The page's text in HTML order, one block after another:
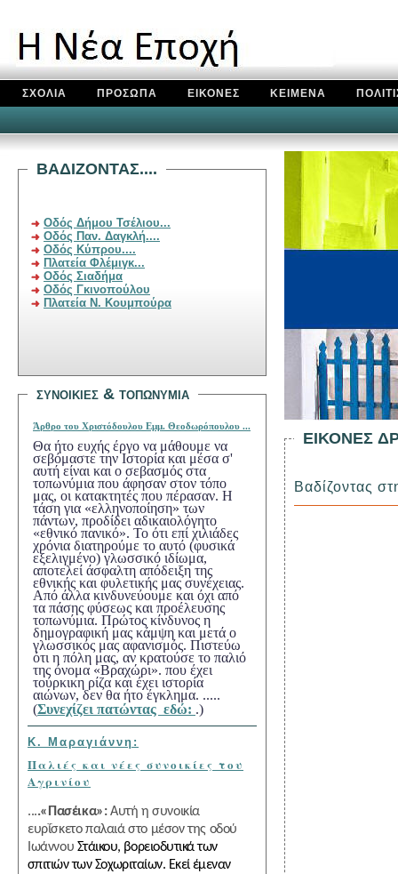
ΣΧΟΛΙΑ ΠΡΟΣΩΠΑ ΕΙΚΟΝΕΣ ΚΕΙΜΕΝΑ
ΕΙΚΟΝΕΣ
Βαδίζοντας
BAΔIZONTAΣ....
Οδός Δήμου Τσέλιου...
Οδός Παν. Δαγκλή....
Οδός Κύπρου....
Πλατεία Φλέμιγκ...
Οδός Σιαδήμα
Οδός Γκινοπούλου
Πλατεία Ν. Κουμπούρα
συνοικιεσ & τοπωνυμια
Άρθρο τ ου Χριστόδουλου Εμμ. Θεοδωρόπουλου ...
Θα ήτο ευχής έργο να μάθουμε να
σεβόμαστε την Ιστορία και μέσα σ'
αυτή είναι και ο σεβασμός στα
τοπωνύμια που άφησαν στον τόπο
μας, οι κατακτητές που πέρασαν. Η
τάση για «ελληνοποίηση» των
πάντων, προδίδει αδικαιολόγητο
«εθνικό πανικό». Το ότι επί χιλιάδες
χρόνια διατηρούμε το αυτό (φυσικά
εξελιγμένο) γλωσσικό ιδίωμα,
αποτελεί άσφαλτη απόδειξη της
εθνικής και φυλετικής μας συνέχειας.
Από άλλα κινδυνεύουμε και όχι από
τα πάσης φύσεως και προέλευσης
τοπωνύμια. Πρώτος κίνδυνος η
δημογραφική μας κάμψη και μετά ο
γλωσσικός μας αφανισμός. Πιστεύω
ότι η πόλη μας, αν κρατούσε το παλιό
της όνομα «Βραχώρι». που έχει
τούρκικη ρίζα και έχει ιστορία
αιώνων, δεν θα ήτο έγκλημα. .....
(
Συνεχίζει πατώντας εδώ: .)
Κ. Μαραγιάννη:
Παλιές και νέες συνοικίες του
Αγρινίου
....«Πασέικα»: Αυτή η συνοικία
ευρΐσκετο παλαιά στο μέσον της οδού
Ιωάννου Στάικου, βορειοδυτικά των
σπιτιών των Σοχωριταίων. Εκεί έμεναν